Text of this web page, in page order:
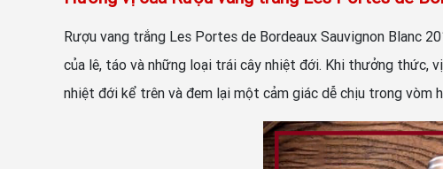
Rượu vang trắng Les Portes de Bordeaux Sauvignon Blanc
của lê, táo và những loại trái cây nhiệt đới. Khi thưởng thức,
nhiệt đới kể trên và đem lại một cảm giác dễ chịu trong vòm